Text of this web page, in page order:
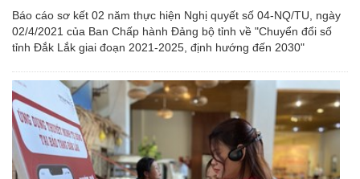
Báo cáo sơ kết 02 năm thực hiện Nghị quyết số 04-NQ/TU, ngày
02/4/2021 của Ban Chấp hành Đảng bộ tỉnh về "Chuyển đổi số
tỉnh Đắk Lắk giai đoạn 2021-2025, định hướng đến 2030"